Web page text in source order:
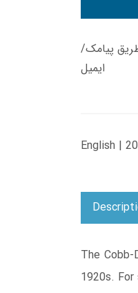
زمان تحویل لینک دانلود کتاب های 500 هزار تومانی حداکثر 12 ساعت از طریق پیامک/
ایمیل
English |
The
1920s.